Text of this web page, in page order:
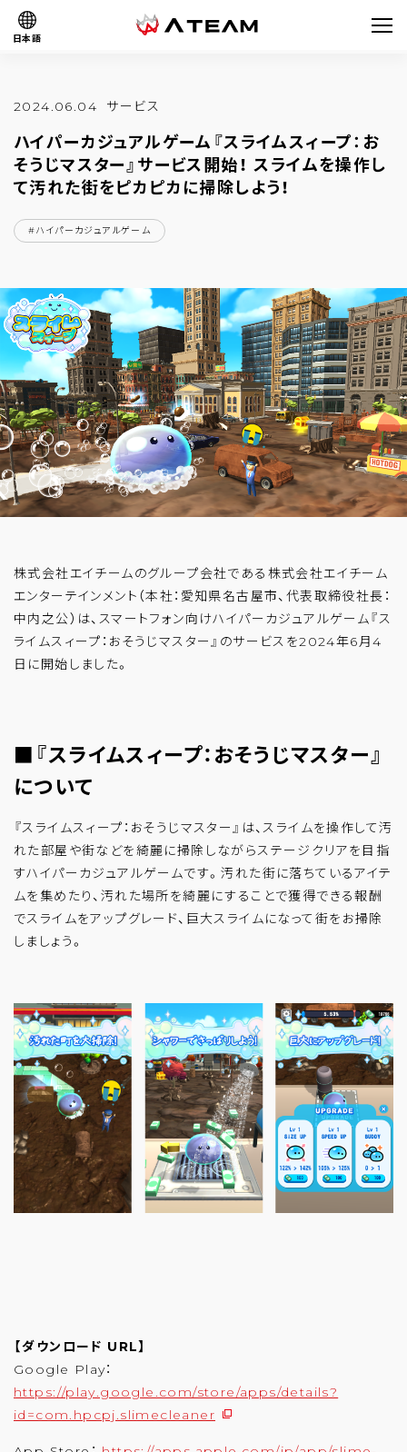
日本語
2024.06.04 サービス
ハイパーカジュアルゲーム『スライムスィープ：お
そうじマスター』サービス開始！ スライムを操作し
て汚れた街をピカピカに掃除しよう！
#ハイパーカジュアルゲーム
株式会社エイチームのグループ会社である株式会社エイチーム
エンターテインメント（本社：愛知県名古屋市、代表取締役社長：
中内之公）は、スマートフォン向けハイパーカジュアルゲーム『ス
ライムスィープ：おそうじマスター』のサービスを2024年6月4
日に開始しました。
『スライムスィープ：おそうじマスター』
について
『スライムスィープ：おそうじマスター』は、スライムを操作して汚
れた部屋や街などを綺麗に掃除しながらステージクリアを目指
すハイパーカジュアルゲームです。汚れた街に落ちているアイテ
ムを集めたり、汚れた場所を綺麗にすることで獲得できる報酬
でスライムをアップグレード、巨大スライムになって街をお掃除
しましょう。
【ダウンロード URL】
Google Play：
https://play.google.com/store/apps/details?
id=com.hpcpj.slimecleaner